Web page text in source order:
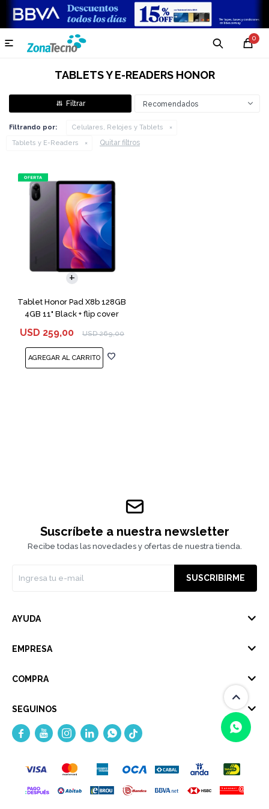
0

TABLETS Y E-READERS HONOR
Recomendados
Filtrando por:
Celulares, Relojes y Tablets
Tablets y E-Readers
Quitar filtros
Tablet Honor Pad X8b 128GB
4GB 11" Black + flip cover
USD 259,00 USD 269,00
Suscríbete a nuestra newsletter
Recibe todas las novedades y ofertas de nuestra tienda.
SUSCRIBIRME
AYUDA
EMPRESA
COMPRA
SEGUINOS
    